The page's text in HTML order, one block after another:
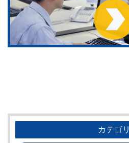
カテゴリ